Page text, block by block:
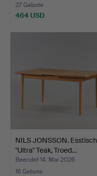
27 Gebote
464 USD
NILS JONSSON. Esstisch
"Ultra" Teak, Troed…
Beendet 14. Mai 2026
16 Gebote